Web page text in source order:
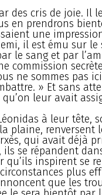
des cris de joie. Il
en prendrons
une
il est ému sur
le sang et par
commission
ne sommes pas
» Et sans
leur avait
à leur tête,
plaine, renversent
qui avait déjà
se répandent
qu’ils inspirent se
plus
que les